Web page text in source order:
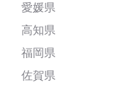
愛媛県
高知県
福岡県
佐賀県